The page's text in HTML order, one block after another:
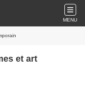
MENU
et art